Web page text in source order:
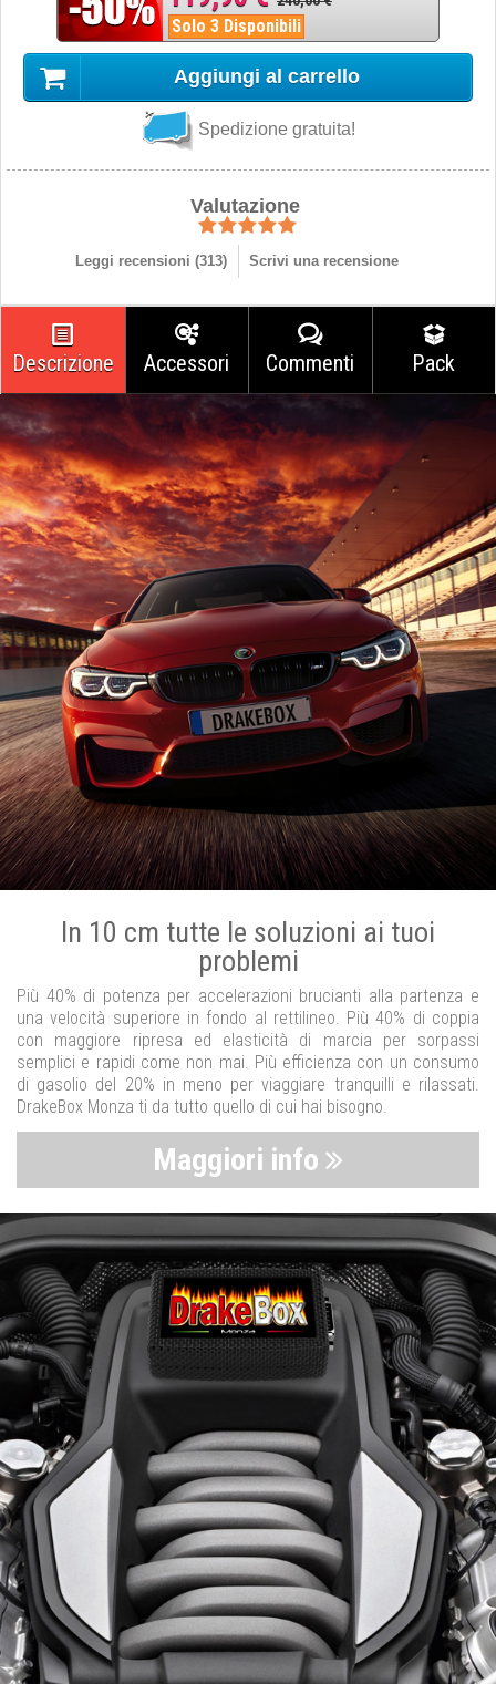
Solo 3 Disponibili
Aggiungi al carrello
Spedizione gratuita!
Valutazione
Leggi recensioni (313) Scrivi una recensione
Descrizione Accessori Commenti Pack
In 10 cm tutte le soluzioni ai tuoi
problemi
Più 40% di potenza per accelerazioni brucianti alla partenza e
una velocità superiore in fondo al rettilineo. Più 40% di coppia
con maggiore ripresa ed elasticità di marcia per sorpassi
semplici e rapidi come non mai. Più efficienza con un consumo
di gasolio del 20% in meno per viaggiare tranquilli e rilassati.
DrakeBox Monza ti da tutto quello di cui hai bisogno.
Maggiori info